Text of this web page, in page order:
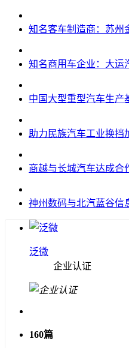
知名客车制造商：苏州
知名商用车企业：大运
中国大型重型汽车生
助力民族汽车工业换挡
商越与长城汽车达成合
神州数码与北汽蓝谷信
泛微
企业认证
160篇